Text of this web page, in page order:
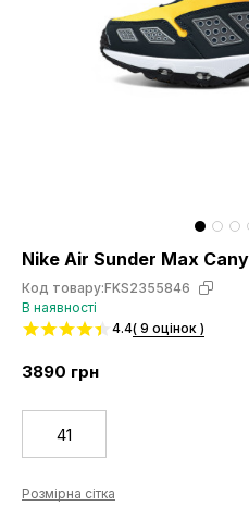
Nike Air Sunder Max
Код товару:FKS2355846
В наявності
4.4( 9 оцінок )
3890 грн
41
Розмірна сітка